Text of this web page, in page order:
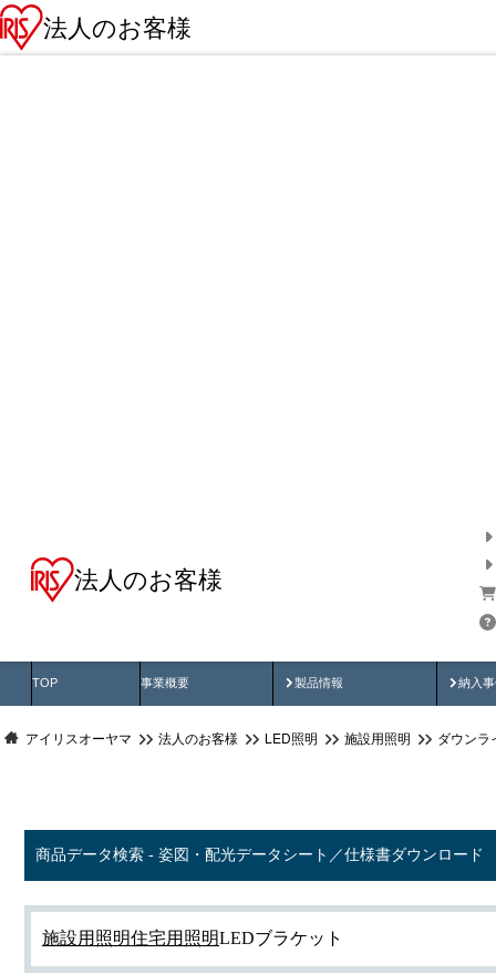
法人のお客様
法人のお客様
TOP 事業概要 製品情報
製品動画 納入
納
アイリスオーヤマ 法人のお客様 LED照明 施設用照明 ダウンラ
商品データ検索 - 姿図・配光データシート／仕様書ダウンロード
施設用照明住宅用照明LEDブラケット